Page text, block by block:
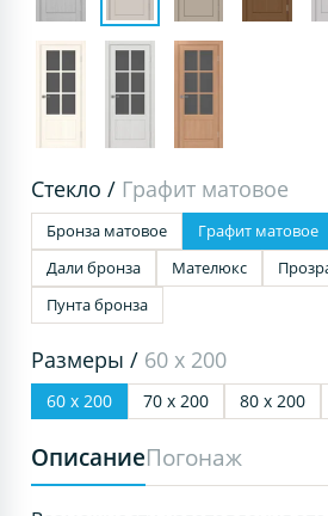
Стекло / Графит матовое
Бронза матовое Графит матовое
Дали бронза
Мателюкс
Пунта бронза
Размеры / 60 х 200
60 х 200 70 х 200 80 х 200
ОписаниеПогонаж